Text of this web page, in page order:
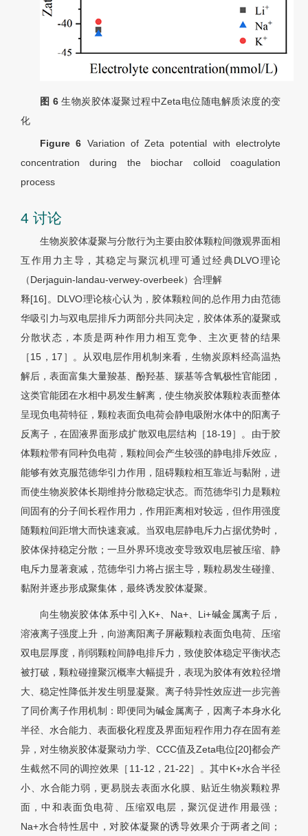
图 6生物炭胶体凝聚过程中Zeta电位随电解质浓度的变
化
Figure 6 Variation of Zeta potential with electrolyte
concentration during the biochar colloid coagulation
process
4 讨论
生物炭胶体凝聚与分散行为主要由胶体颗粒间微观界面相
互作用力主导，其稳定与聚沉机理可通过经典DLVO理论
（Derjaguin-landau-verwey-overbeek）合理解
释[16]。DLVO理论核心认为，胶体颗粒间的总作用力由范德
华吸引力与双电层排斥力两部分共同决定，胶体体系的凝聚或
分散状态，本质是两种作用力相互竞争、主次更替的结果
［15，17］。从双电层作用机制来看，生物炭原料经高温热
解后，表面富集大量羧基、酚羟基、羰基等含氧极性官能团，
这类官能团在水相中易发生解离，使生物炭胶体颗粒表面整体
呈现负电荷特征，颗粒表面负电荷会静电吸附水体中的阳离子
反离子，在固液界面形成扩散双电层结构［18-19］。由于胶
体颗粒带有同种负电荷，颗粒间会产生较强的静电排斥效应，
能够有效克服范德华引力作用，阻碍颗粒相互靠近与黏附，进
而使生物炭胶体长期维持分散稳定状态。而范德华引力是颗粒
间固有的分子间长程作用力，作用距离相对较远，但作用强度
随颗粒间距增大而快速衰减。当双电层静电斥力占据优势时，
胶体保持稳定分散；一旦外界环境改变导致双电层被压缩、静
电斥力显著衰减，范德华引力将占据主导，颗粒易发生碰撞、
黏附并逐步形成聚集体，最终诱发胶体凝聚。
向生物炭胶体体系中引入K+、Na+、Li+碱金属离子后，
溶液离子强度上升，向游离阳离子屏蔽颗粒表面负电荷、压缩
双电层厚度，削弱颗粒间静电排斥力，致使胶体稳定平衡状态
被打破，颗粒碰撞聚沉概率大幅提升，表现为胶体有效粒径增
大、稳定性降低并发生明显凝聚。离子特异性效应进一步完善
了同价离子作用机制：即便同为碱金属离子，因离子本身水化
半径、水合能力、表面极化程度及界面短程作用力存在固有差
异，对生物炭胶体凝聚动力学、CCC值及Zeta电位[20]都会产
生截然不同的调控效果［11-12，21-22］。其中K+水合半径
小、水合能力弱，更易脱去表面水化膜、贴近生物炭颗粒界
面，中和表面负电荷、压缩双电层，聚沉促进作用最强；
Na+水合特性居中，对胶体凝聚的诱导效果介于两者之间；